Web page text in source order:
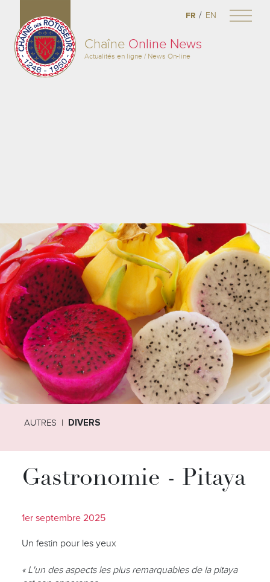
Chaîne Online News
Actualités en ligne / News On-line
FR / EN
AUTRES DIVERS
Gastronomie - Pitaya
1er septembre 2025
Un festin pour les yeux
« L'un des aspects les plus remarquables de la pitaya